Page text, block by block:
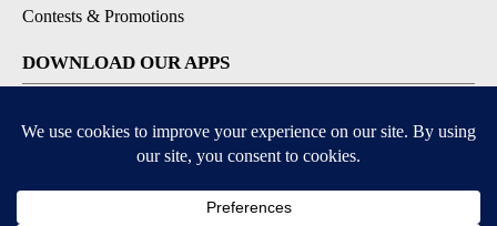
Contests & Promotions
DOWNLOAD OUR APPS
Available for iOS and Android